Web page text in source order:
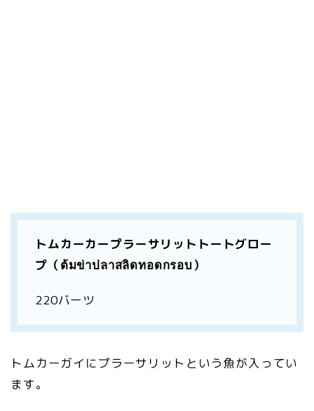
トムカーカープラーサリットトートグロー
プ（ต้มข่าปลาสลิดทอดกรอบ）
220バーツ
トムカーガイにプラーサリットという魚が入ってい
ます。